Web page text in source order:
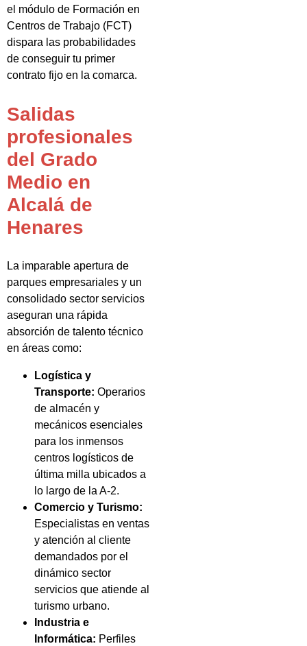
el módulo de Formación en
Centros de Trabajo (FCT)
dispara las probabilidades
de conseguir tu primer
contrato fijo en la comarca.
Salidas
profesionales
del Grado
Medio en
Alcalá de
Henares
La imparable apertura de
parques empresariales y un
consolidado sector servicios
aseguran una rápida
absorción de talento técnico
en áreas como:
Logística y
Transporte: Operarios
de almacén y
mecánicos esenciales
para los inmensos
centros logísticos de
última milla ubicados a
lo largo de la A-2.
Comercio y Turismo:
Especialistas en ventas
y atención al cliente
demandados por el
dinámico sector
servicios que atiende al
turismo urbano.
Industria e
Informática: Perfiles